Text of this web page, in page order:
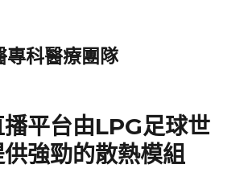
專科醫療團隊
平台由LPG足球世
強勁的散熱模組